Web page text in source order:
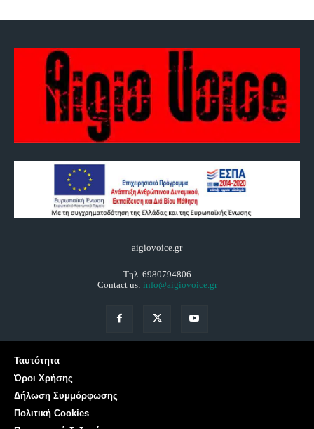
aigiovoice.gr
Τηλ. 6980794806
Contact us: info@aigiovoice.gr
Ταυτότητα
Όροι Χρήσης
Δήλωση Συμμόρφωσης
Πολιτική Cookies